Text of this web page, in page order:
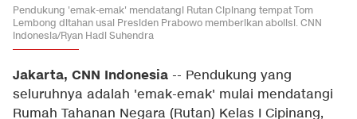
Pendukung 'emak-emak' mendatangi Rutan Cipinang tempat Tom
Lembong ditahan usai Presiden Prabowo memberikan abolisi. CNN
Indonesia/Ryan Hadi Suhendra
Jakarta, CNN Indonesia -- Pendukung yang
seluruhnya adalah 'emak-emak' mulai mendatangi
Rumah Tahanan Negara (Rutan) Kelas I Cipinang,